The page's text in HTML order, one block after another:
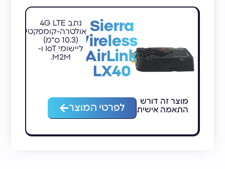
Sierra
Wireless
AirLink
LX40
נתב 4G LTE
אולטרה-קומפקטי
(10.3 ס"מ)
ליישומי IoT ו-
M2M.
מוצר זה דורש
התאמה אישית
לפרטי המוצר